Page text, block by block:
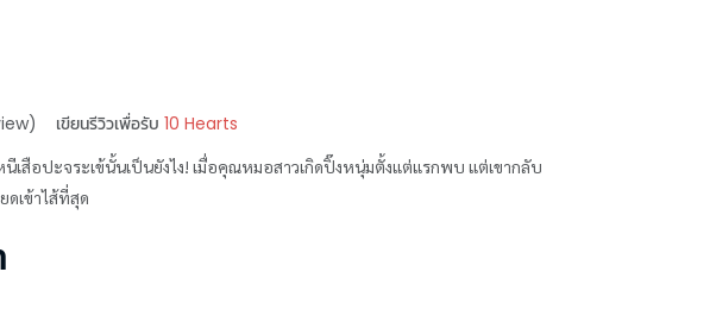
เขียนรีวิวเพื่อรับ 10 Hearts
นีเสือปะจระเข้นั้นเป็นยังไง! เมื่อคุณหมอสาวเกิดปิ๊งหนุ่มตั้งแต่แรกพบ แต่เขากลับ
ดเข้าไส้ที่สุด